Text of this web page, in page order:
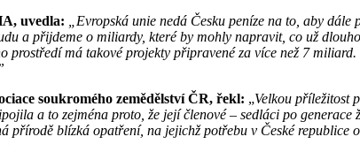
uvedla:
„Evropská unie nedá Česku peníze na to, aby
a přijdeme o miliardy, které by mohly napravit, co už
má takové projekty připravené za více než 7
soukromého zemědělství ČR, řekl: „Velkou příležitost
a to zejména proto, že její členové – sedláci po
přírodě blízká opatření, na jejichž potřebu v České